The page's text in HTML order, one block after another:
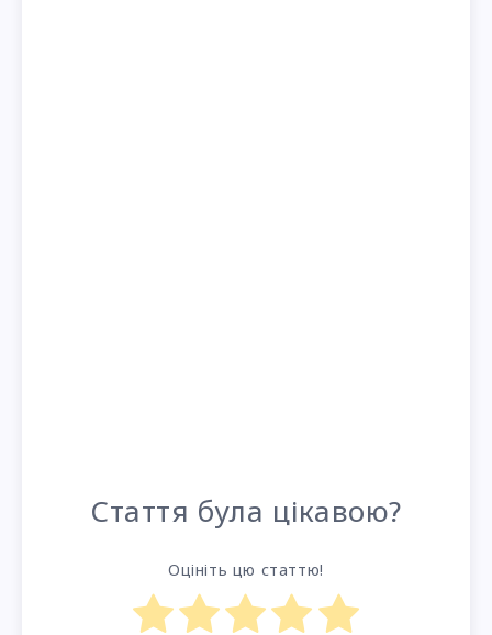
Стаття була цікавою?
Оцініть цю статтю!